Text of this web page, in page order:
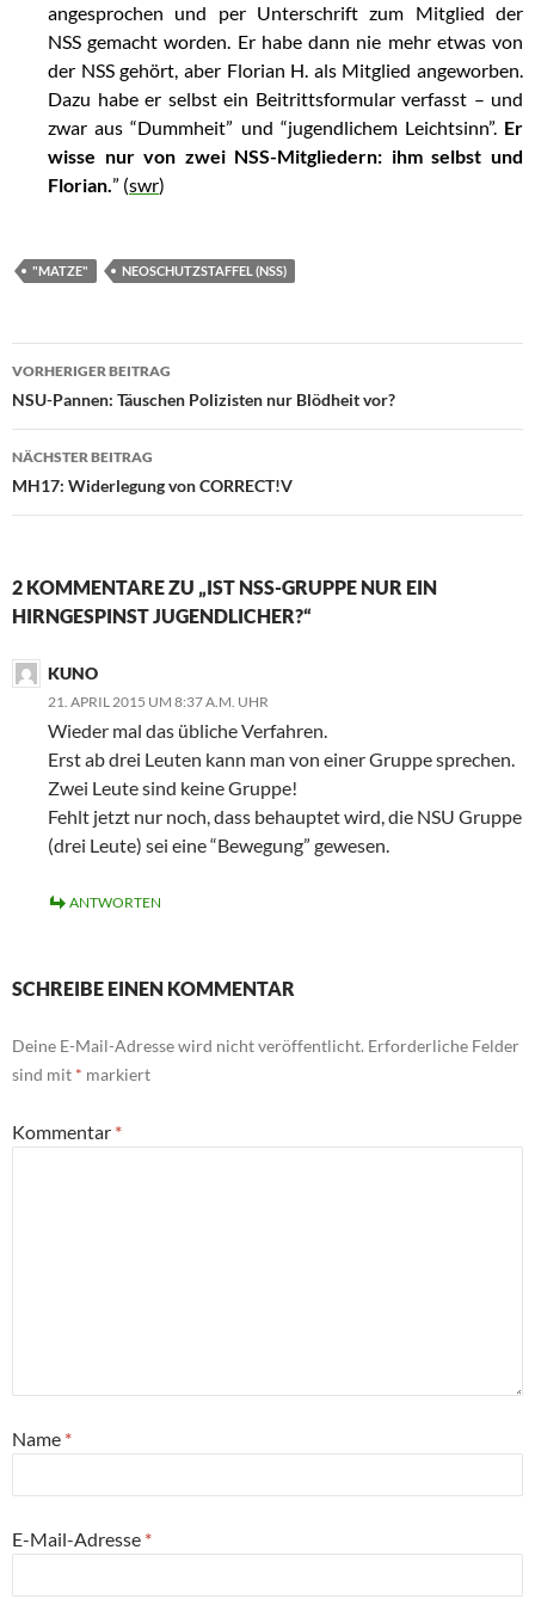
angesprochen und per Unterschrift zum Mitglied der
NSS gemacht worden. Er habe dann nie mehr etwas von
der NSS gehört, aber Florian H. als Mitglied angeworben.
Dazu habe er selbst ein Beitrittsformular verfasst – und
zwar aus “Dummheit” und “jugendlichem Leichtsinn”. Er
wisse nur von zwei NSS-Mitgliedern: ihm selbst und
Florian.” (swr)
"MATZE" NEOSCHUTZSTAFFEL (NSS)
Beitragsnavigation
VORHERIGER BEITRAG
NSU-Pannen: Täuschen Polizisten nur Blödheit vor?
NÄCHSTER BEITRAG
MH17: Widerlegung von CORRECT!V
2 KOMMENTARE ZU „IST NSS-GRUPPE NUR EIN
HIRNGESPINST JUGENDLICHER?“
KUNO
21. APRIL 2015 UM 8:37 A.M. UHR
Wieder mal das übliche Verfahren.
Erst ab drei Leuten kann man von einer Gruppe sprechen.
Zwei Leute sind keine Gruppe!
Fehlt jetzt nur noch, dass behauptet wird, die NSU Gruppe
(drei Leute) sei eine “Bewegung” gewesen.
ANTWORTEN
SCHREIBE EINEN KOMMENTAR
Deine E-Mail-Adresse wird nicht veröffentlicht. Erforderliche Felder
sind mit * markiert
Kommentar *
Name *
E-Mail-Adresse *